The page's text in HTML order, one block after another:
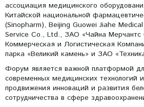
ассоциация медицинского
Китайской национальной
(Sinopharm), Beijing Guowei Jiahe
Service Co., Ltd., ЗАО «Чайна
Коммерческая и Логистическая
парка «Великий камень» и ЗАО
Форум является важной платформой
современных медицинских технологий
продвижения инноваций и развития
сотрудничества в сфере